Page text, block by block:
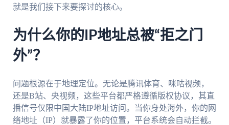
就是我们接下来要探讨的核心。
为什么你的IP地址总被“拒之门
外”？
问题根源在于地理定位。无论是腾讯体育、咪咕视频，
还是B站、央视频，这些平台都严格遵循版权协议，其直
播信号仅限中国大陆IP地址访问。当你身处海外，你的网
络地址（IP）就暴露了你的位置，平台系统会自动拦截。